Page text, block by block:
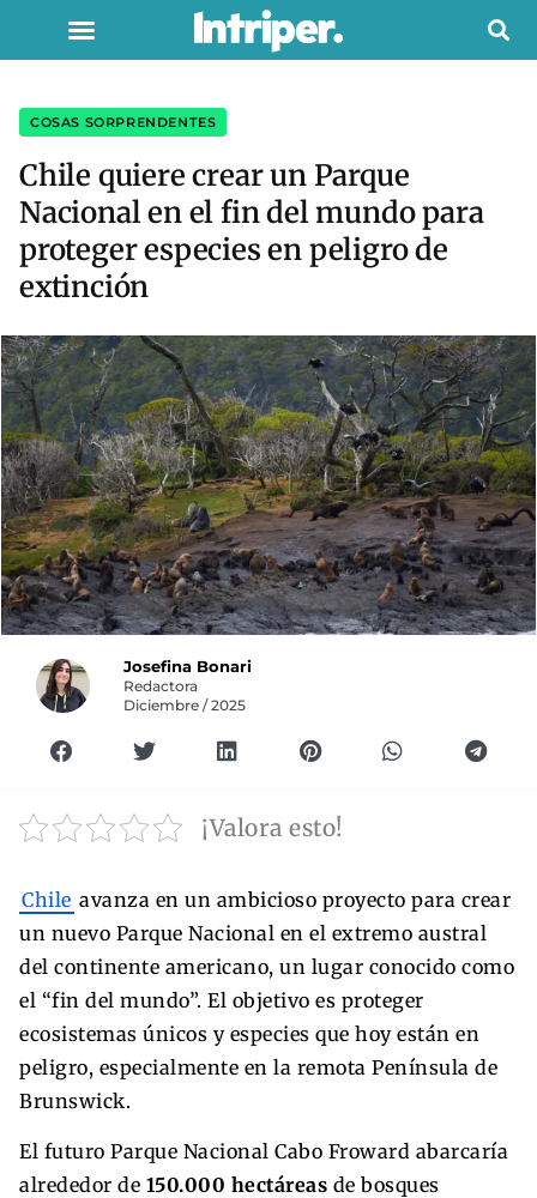
COSAS SORPRENDENTES
Chile quiere crear un Parque
Nacional en el fin del mundo para
proteger especies en peligro de
extinción
Josefina Bonari
Redactora
Diciembre / 2025
¡Valora esto!
Chile avanza en un ambicioso proyecto para crear
un nuevo Parque Nacional en el extremo austral
del continente americano, un lugar conocido como
el “fin del mundo”. El objetivo es proteger
ecosistemas únicos y especies que hoy están en
peligro, especialmente en la remota Península de
Brunswick.
El futuro Parque Nacional Cabo Froward abarcaría
alrededor de 150.000 hectáreas de bosques